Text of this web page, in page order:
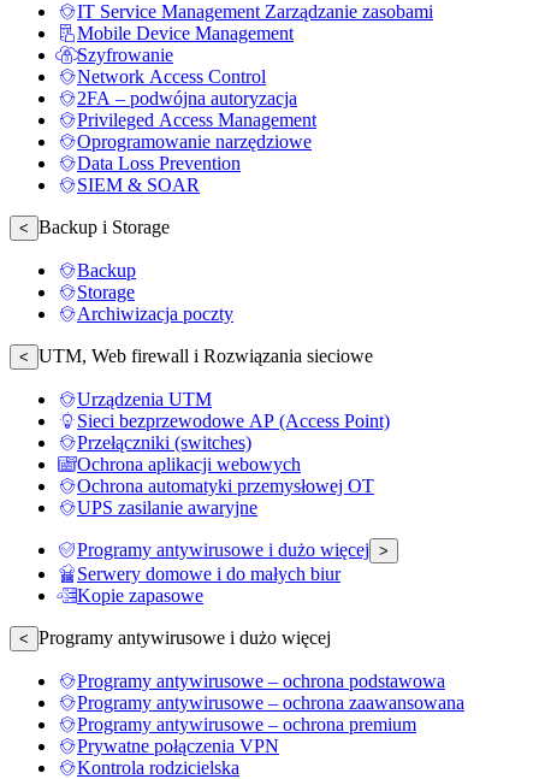
IT Service Management Zarządzanie zasobami
Mobile Device Management
Szyfrowanie
Network Access Control
2FA – podwójna autoryzacja
Privileged Access Management
Oprogramowanie narzędziowe
Data Loss Prevention
SIEM & SOAR
< Backup i Storage
Backup
Storage
Archiwizacja poczty
< UTM, Web firewall i Rozwiązania sieciowe
Urządzenia UTM
Sieci bezprzewodowe AP (Access Point)
Przełączniki (switches)
Ochrona aplikacji webowych
Ochrona automatyki przemysłowej OT
UPS zasilanie awaryjne
Programy antywirusowe i dużo więcej >
Serwery domowe i do małych biur
Kopie zapasowe
< Programy antywirusowe i dużo więcej
Programy antywirusowe – ochrona podstawowa
Programy antywirusowe – ochrona zaawansowana
Programy antywirusowe – ochrona premium
Prywatne połączenia VPN
Kontrola rodzicielska